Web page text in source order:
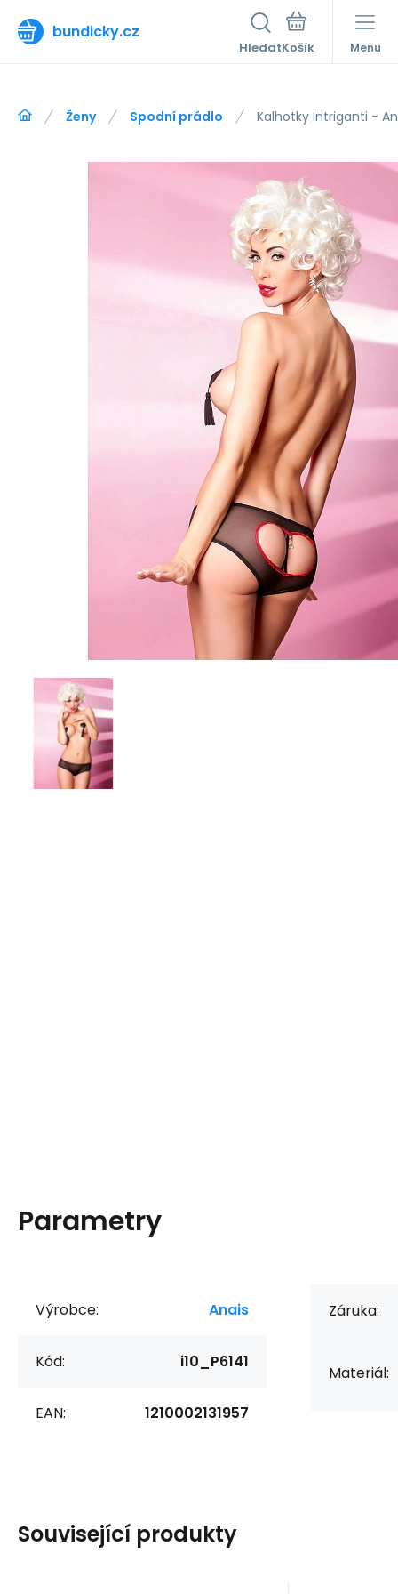
bundicky.cz
Hledat Menu
Ženy Spodní prádlo Kalhotky Intriganti -
Parametry
Výrobce: Anais
Kód: i10_P6141
EAN: 1210002131957
Záruka:
Materiál:
Související produkty